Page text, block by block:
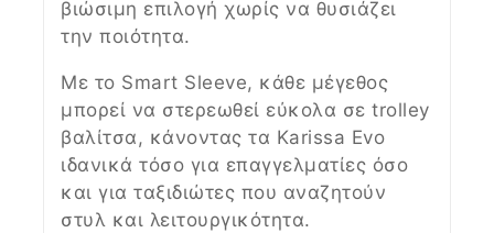
βιώσιμη επιλογή χωρίς να θυσιάζει
την ποιότητα.
Με το Smart Sleeve, κάθε μέγεθος
μπορεί να στερεωθεί εύκολα σε trolley
βαλίτσα, κάνοντας τα Karissa Evo
ιδανικά τόσο για επαγγελματίες όσο
και για ταξιδιώτες που αναζητούν
στυλ και λειτουργικότητα.